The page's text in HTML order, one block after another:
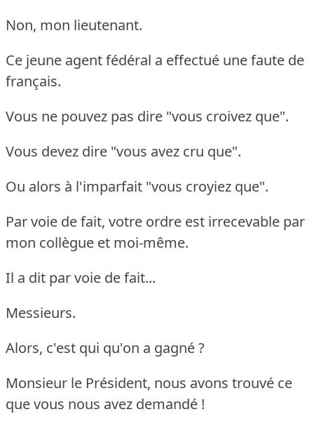
Non, mon lieutenant.
Ce jeune agent fédéral a effectué une faute de
français.
Vous ne pouvez pas dire "vous croivez que".
Vous devez dire "vous avez cru que".
Ou alors à l'imparfait "vous croyiez que".
Par voie de fait, votre ordre est irrecevable par
mon collègue et moi-même.
Il a dit par voie de fait...
Messieurs.
Alors, c'est qui qu'on a gagné ?
Monsieur le Président, nous avons trouvé ce
que vous nous avez demandé !